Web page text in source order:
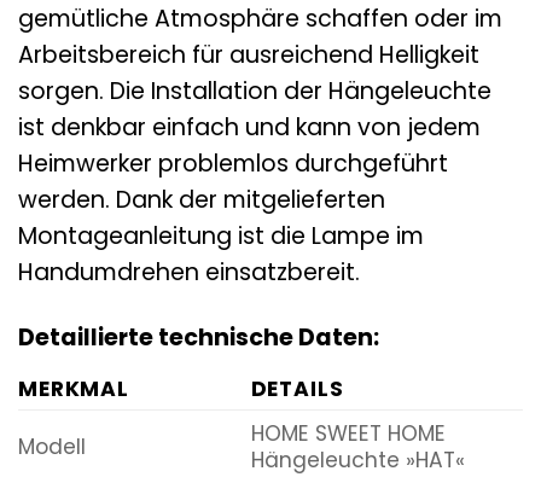
gemütliche Atmosphäre schaffen oder im
Arbeitsbereich für ausreichend Helligkeit
sorgen. Die Installation der Hängeleuchte
ist denkbar einfach und kann von jedem
Heimwerker problemlos durchgeführt
werden. Dank der mitgelieferten
Montageanleitung ist die Lampe im
Handumdrehen einsatzbereit.
Detaillierte technische Daten:
MERKMAL
DETAILS
Modell
HOME SWEET HOME
Hängeleuchte »HAT«